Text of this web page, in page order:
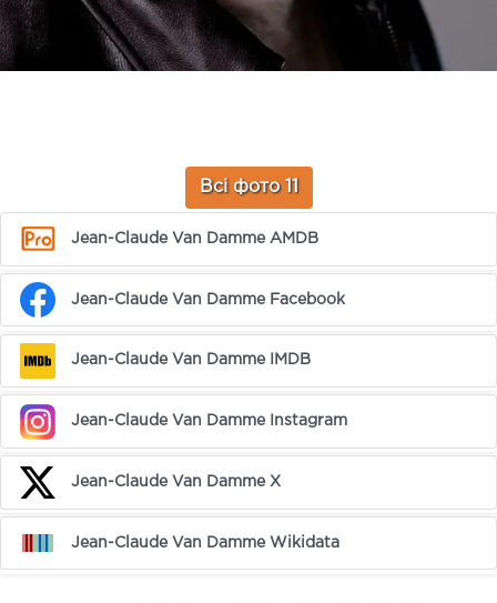
Всі фото 11
Jean-Claude Van Damme AMDB
Jean-Claude Van Damme Facebook
Jean-Claude Van Damme IMDB
Jean-Claude Van Damme Instagram
Jean-Claude Van Damme X
Jean-Claude Van Damme Wikidata